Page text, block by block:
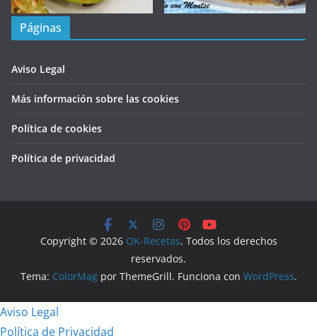
Páginas
Aviso Legal
Más información sobre las cookies
Política de cookies
Política de privacidad
Copyright © 2026 OK-Recetas. Todos los derechos
reservados.
Tema: ColorMagpor ThemeGrill. Funciona con WordPress.
Aviso Legal
Política de Privacidad